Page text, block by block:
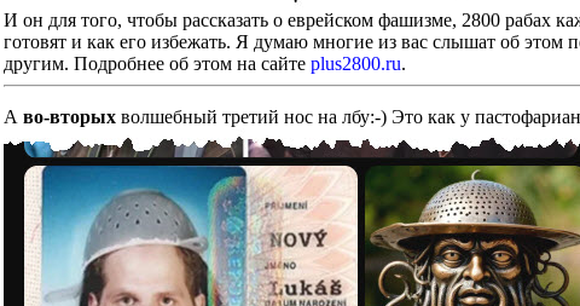
И он для того, чтобы рассказать о еврейском фашизме, 2800 рабах
готовят и как его избежать. Я думаю многие из вас слышат об
другим. Подробнее об этом на сайте plus2800.ru.
А во-вторых волшебный третий нос на лбу:-) Это как у